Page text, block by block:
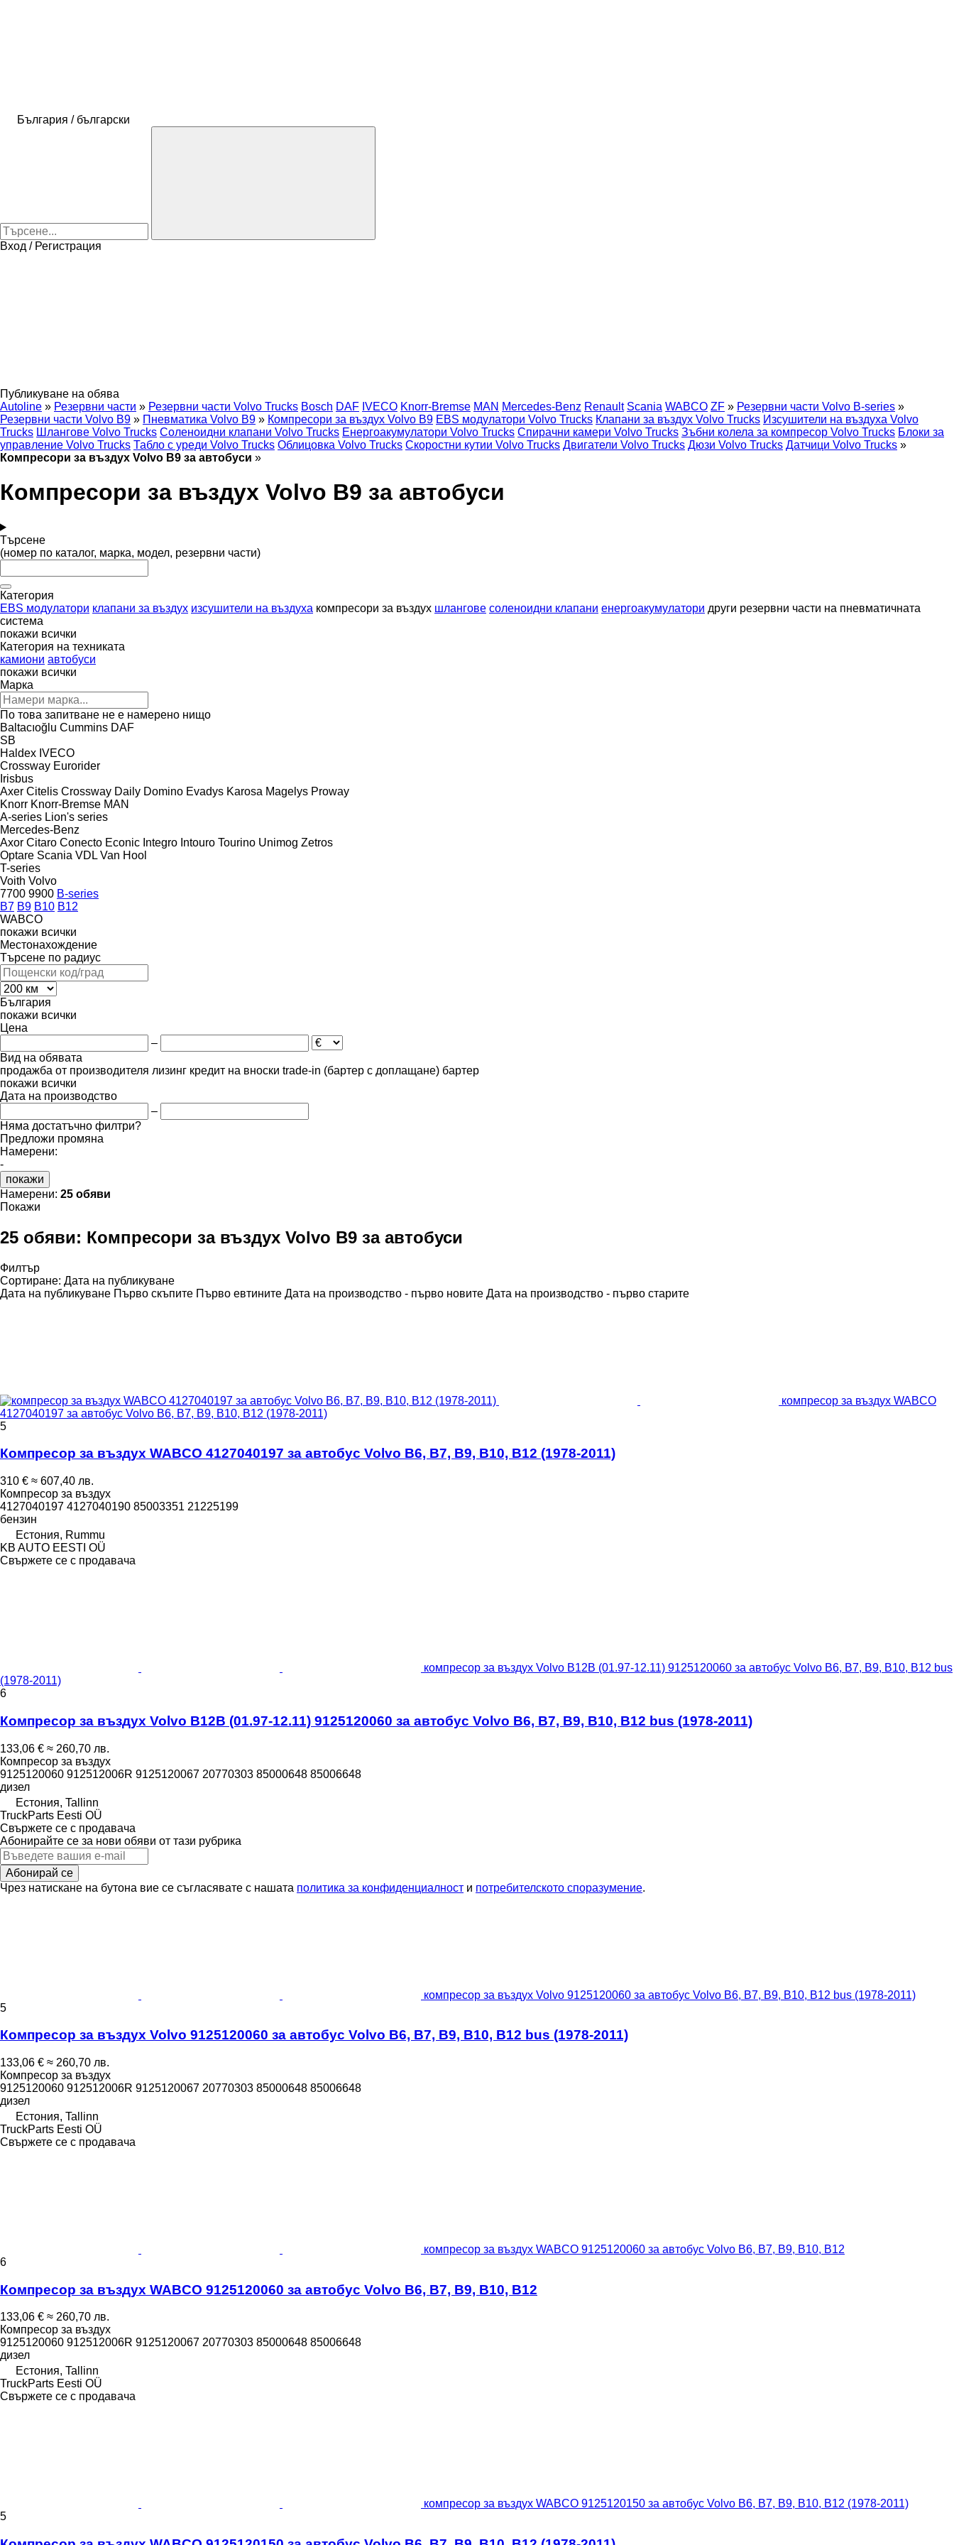
България / български
Вход / Регистрация
Публикуване на обява
Autoline » Резервни части » Резервни части Volvo Trucks Bosch DAF IVECO Knorr-Bremse MAN Mercedes-Benz Renault Scania WABCO ZF » Резервни части Volvo B-series »
Резервни части Volvo B9 » Пневматика Volvo B9 » Компресори за въздух Volvo B9 EBS модулатори Volvo Trucks Клапани за въздух Volvo Trucks Изсушители на въздуха Volvo
Trucks Шлангове Volvo Trucks Соленоидни клапани Volvo Trucks Енергоакумулатори Volvo Trucks Спирачни камери Volvo Trucks Зъбни колела за компресор Volvo Trucks Блоки за
управление Volvo Trucks Табло с уреди Volvo Trucks Облицовка Volvo Trucks Скоростни кутии Volvo Trucks Двигатели Volvo Trucks Дюзи Volvo Trucks Датчици Volvo Trucks »
Компресори за въздух Volvo B9 за автобуси »
Компресори за въздух Volvo B9 за автобуси
Търсене
(номер по каталог, марка, модел, резервни части)
Категория
EBS модулатори клапани за въздух изсушители на въздуха компресори за въздух шлангове соленоидни клапани енергоакумулатори други резервни части на пневматичната
система
покажи всички
Категория на техниката
камиони автобуси
покажи всички
Марка
По това запитване не е намерено нищо
Baltacıoğlu Cummins DAF
SB
Haldex IVECO
Crossway Eurorider
Irisbus
Axer Citelis Crossway Daily Domino Evadys Karosa Magelys Proway
Knorr Knorr-Bremse MAN
A-series Lion's series
Mercedes-Benz
Axor Citaro Conecto Econic Integro Intouro Tourino Unimog Zetros
Optare Scania VDL Van Hool
T-series
Voith Volvo
7700 9900 B-series
B7 B9 B10 B12
WABCO
покажи всички
Местонахождение
Търсене по радиус
България
покажи всички
Цена
–
Вид на обявата
продажба от производителя лизинг кредит на вноски trade-in (бартер с доплащане) бартер
покажи всички
Дата на производство
–
Няма достатъчно филтри?
Предложи промяна
Намерени:
-
покажи
Намерени: 25 обяви
Покажи
25 обяви: Компресори за въздух Volvo B9 за автобуси
Филтър
Сортиране: Дата на публикуване
Дата на публикуване Първо скъпите Първо евтините Дата на производство - първо новите Дата на производство - първо старите
компресор за въздух WABCO
4127040197 за автобус Volvo B6, B7, B9, B10, B12 (1978-2011)
5
Компресор за въздух WABCO 4127040197 за автобус Volvo B6, B7, B9, B10, B12 (1978-2011)
310 € ≈ 607,40 лв.
Компресор за въздух
4127040197 4127040190 85003351 21225199
бензин
Естония, Rummu
KB AUTO EESTI OÜ
Свържете се с продавача
компресор за въздух Volvo B12B (01.97-12.11) 9125120060 за автобус Volvo B6, B7, B9, B10, B12 bus
(1978-2011)
6
Компресор за въздух Volvo B12B (01.97-12.11) 9125120060 за автобус Volvo B6, B7, B9, B10, B12 bus (1978-2011)
133,06 € ≈ 260,70 лв.
Компресор за въздух
9125120060 912512006R 9125120067 20770303 85000648 85006648
дизел
Естония, Tallinn
TruckParts Eesti OÜ
Свържете се с продавача
Абонирайте се за нови обяви от тази рубрика
Абонирай се
Чрез натискане на бутона вие се съгласявате с нашата политика за конфиденциалност и потребителското споразумение.
компресор за въздух Volvo 9125120060 за автобус Volvo B6, B7, B9, B10, B12 bus (1978-2011)
5
Компресор за въздух Volvo 9125120060 за автобус Volvo B6, B7, B9, B10, B12 bus (1978-2011)
133,06 € ≈ 260,70 лв.
Компресор за въздух
9125120060 912512006R 9125120067 20770303 85000648 85006648
дизел
Естония, Tallinn
TruckParts Eesti OÜ
Свържете се с продавача
компресор за въздух WABCO 9125120060 за автобус Volvo B6, B7, B9, B10, B12
6
Компресор за въздух WABCO 9125120060 за автобус Volvo B6, B7, B9, B10, B12
133,06 € ≈ 260,70 лв.
Компресор за въздух
9125120060 912512006R 9125120067 20770303 85000648 85006648
дизел
Естония, Tallinn
TruckParts Eesti OÜ
Свържете се с продавача
компресор за въздух WABCO 9125120150 за автобус Volvo B6, B7, B9, B10, B12 (1978-2011)
5